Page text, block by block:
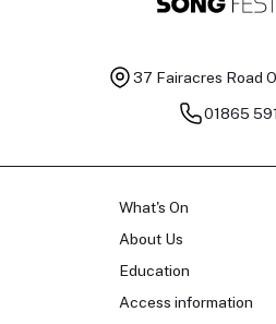
37 Fairacres Road
01865
What's On
About Us
Education
Access information